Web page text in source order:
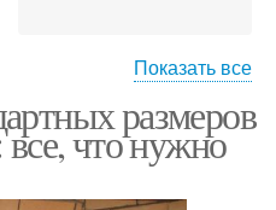
строительства
Показать все
размеров
что нужно